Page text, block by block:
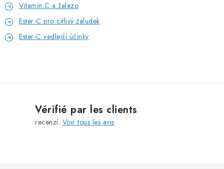
Vitamín C a železo
Ester-C pro citlivý žaludek
Ester-C vedlejší účinky
Vérifié par les clients
recenzí. Voir tous les avis